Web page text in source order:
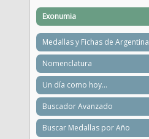
Exonumia
Medallas y Fichas de Argentina
Nomenclatura
Un día como hoy...
Buscador Avanzado
Buscar Medallas por Año